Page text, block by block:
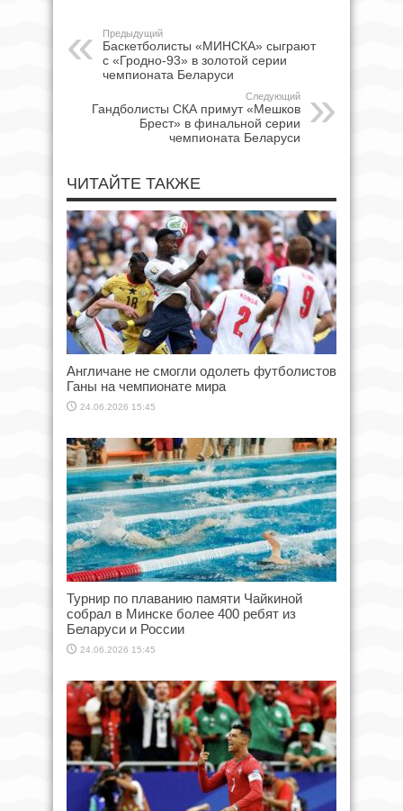
Предыдущий
Баскетболисты «МИНСКА» сыграют
с «Гродно-93» в золотой серии
чемпионата Беларуси
Следующий
Гандболисты СКА примут «Мешков
Брест» в финальной серии
чемпионата Беларуси
ЧИТАЙТЕ ТАКЖЕ
Англичане не смогли одолеть футболистов
Ганы на чемпионате мира
24.06.2026 15:45
Турнир по плаванию памяти Чайкиной
собрал в Минске более 400 ребят из
Беларуси и России
24.06.2026 15:45